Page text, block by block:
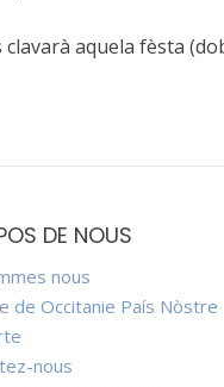
aquela fèsta
DE NOUS
nous
de Occitanie País Nòstre
nous